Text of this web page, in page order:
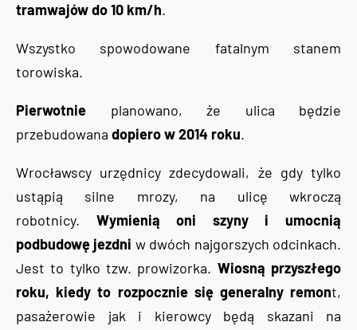
tramwajów do 10 km/h.
Wszystko spowodowane fatalnym stanem
torowiska.
Pierwotnie planowano, że ulica będzie
przebudowana dopiero w 2014 roku.
Wrocławscy urzędnicy zdecydowali, że gdy tylko
ustąpią silne mrozy, na ulicę wkroczą
robotnicy. Wymienią oni szyny i umocnią
podbudowę jezdni w dwóch najgorszych odcinkach.
Jest to tylko tzw. prowizorka. Wiosną przyszłego
roku, kiedy to rozpocznie się generalny remont,
pasażerowie jak i kierowcy będą skazani na